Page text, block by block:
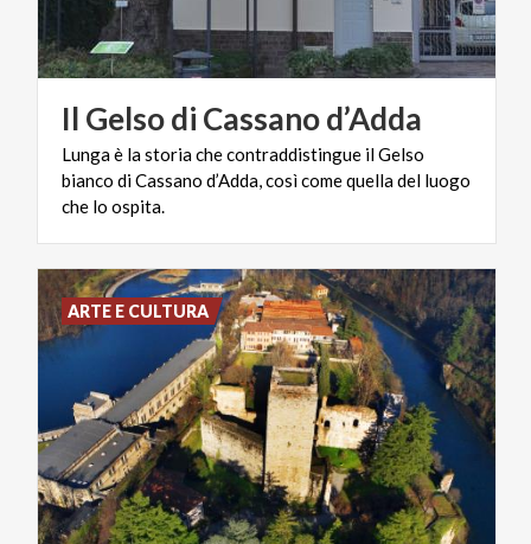
Il Gelsodi Cassanod’Adda
Lunga è la storia che contraddistingue il Gelso
bianco di Cassano d’Adda, così come quella del luogo
che lo ospita.
ARTE E CULTURA